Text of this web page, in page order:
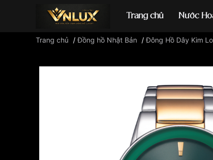
Trang chủ Nước
Đồng hồ casio
Trang chủ /Đồng hồ Nhật Bản /Đông Hồ Dây Kim